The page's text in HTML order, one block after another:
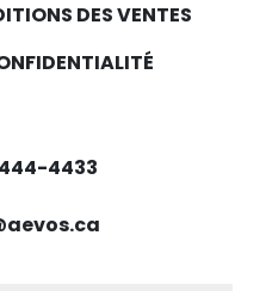
DES VENTES
4433